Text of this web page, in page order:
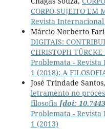
CORPO-SUJEITO EM
Revista
Márcio Norberto
DIGITAIS:
CHRISTOPH
Problemata -
1 (2018): A
José Trindade Santos,
letramento no
filosofia [doi:
Problemata -
1 (2013)